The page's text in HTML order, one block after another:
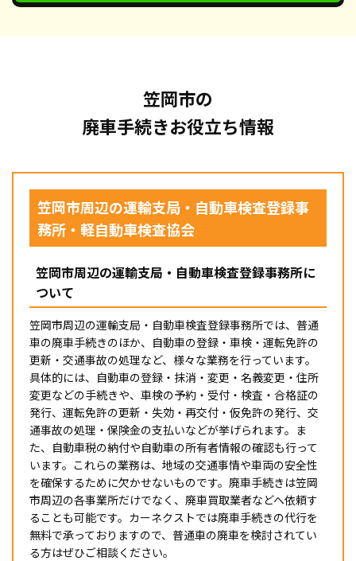
笠岡市の
廃車手続きお役立ち情報
笠岡市周辺の運輸支局・自動車検査登録事
務所・軽自動車検査協会
笠岡市周辺の運輸支局・自動車検査登録事務所に
ついて
笠岡市周辺の運輸支局・自動車検査登録事務所では、普通
車の廃車手続きのほか、自動車の登録・車検・運転免許の
更新・交通事故の処理など、様々な業務を行っています。
具体的には、自動車の登録・抹消・変更・名義変更・住所
変更などの手続きや、車検の予約・受付・検査・合格証の
発行、運転免許の更新・失効・再交付・仮免許の発行、交
通事故の処理・保険金の支払いなどが挙げられます。ま
た、自動車税の納付や自動車の所有者情報の確認も行って
います。これらの業務は、地域の交通事情や車両の安全性
を確保するために欠かせないものです。廃車手続きは笠岡
市周辺の各事業所だけでなく、廃車買取業者などへ依頼す
ることも可能です。カーネクストでは廃車手続きの代行を
無料で承っておりますので、普通車の廃車を検討されてい
る方はぜひご相談ください。